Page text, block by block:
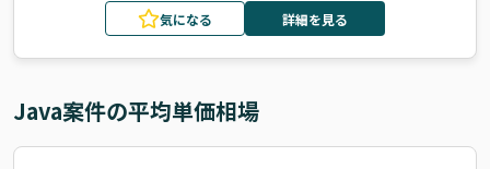
気になる 詳細を見る
Java案件の平均単価相場